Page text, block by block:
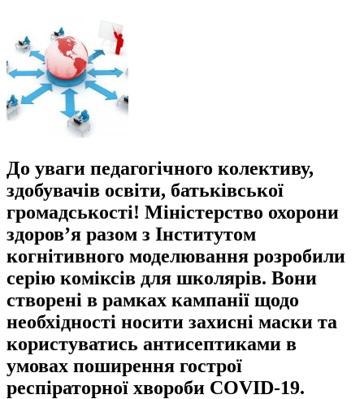
До уваги педагогічного колективу,
здобувачів освіти, батьківської
громадськості! Міністерство охорони
здоров’я разом з Інститутом
когнітивного моделювання розробили
серію коміксів для школярів. Вони
створені в рамках кампанії щодо
необхідності носити захисні маски та
користуватись антисептиками в
умовах поширення гострої
респіраторної хвороби COVID-19.